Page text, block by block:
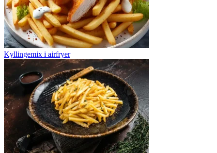
Kyllingemix i airfryer